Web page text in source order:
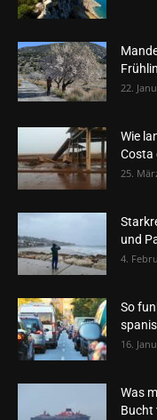
22.
Wie
Costa
25.
und
4.
So
16.
Was
Bucht